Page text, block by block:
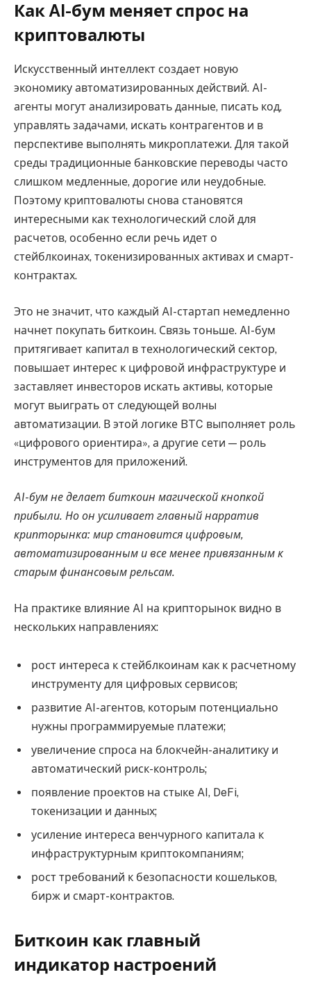
Как AI-бум меняет спрос на
криптовалюты
Искусственный интеллект создает новую
экономику автоматизированных действий. AI-
агенты могут анализировать данные, писать код,
управлять задачами, искать контрагентов и в
перспективе выполнять микроплатежи. Для такой
среды традиционные банковские переводы часто
слишком медленные, дорогие или неудобные.
Поэтому криптовалюты снова становятся
интересными как технологический слой для
расчетов, особенно если речь идет о
стейблкоинах, токенизированных активах и смарт-
контрактах.
Это не значит, что каждый AI-стартап немедленно
начнет покупать биткоин. Связь тоньше. AI-бум
притягивает капитал в технологический сектор,
повышает интерес к цифровой инфраструктуре и
заставляет инвесторов искать активы, которые
могут выиграть от следующей волны
автоматизации. В этой логике BTC выполняет роль
«цифрового ориентира», а другие сети — роль
инструментов для приложений.
AI-бум не делает биткоин магической кнопкой
прибыли. Но он усиливает главный нарратив
крипторынка: мир становится цифровым,
автоматизированным и все менее привязанным к
старым финансовым рельсам.
На практике влияние AI на крипторынок видно в
нескольких направлениях:
рост интереса к стейблкоинам как к расчетному
инструменту для цифровых сервисов;
развитие AI-агентов, которым потенциально
нужны программируемые платежи;
увеличение спроса на блокчейн-аналитику и
автоматический риск-контроль;
появление проектов на стыке AI, DeFi,
токенизации и данных;
усиление интереса венчурного капитала к
инфраструктурным криптокомпаниям;
рост требований к безопасности кошельков,
бирж и смарт-контрактов.
Биткоин как главный
индикатор настроений